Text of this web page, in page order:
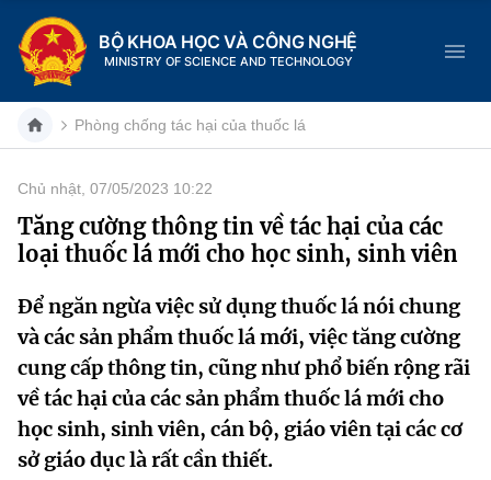
BỘ KHOA HỌC VÀ CÔNG NGHỆ
MINISTRY OF SCIENCE AND TECHNOLOGY
Danh mục
Trang chủ
Giới thiệu
Chức năng nhiệm vụ
Cơ cấu tổ chức
Lịch sử phát triển
Tin tức sự kiện
Khoa học và Công nghệ
Đổi mới sáng tạo
Dịch vụ công
Hệ thống văn bản
Phòng chống tác hại của thuốc lá
Chủ nhật, 07/05/2023 10:22
Tăng cường thông tin về tác hại của các
loại thuốc lá mới cho học sinh, sinh viên
Để ngăn ngừa việc sử dụng thuốc lá nói chung
và các sản phẩm thuốc lá mới, việc tăng cường
cung cấp thông tin, cũng như phổ biến rộng rãi
về tác hại của các sản phẩm thuốc lá mới cho
học sinh, sinh viên, cán bộ, giáo viên tại các cơ
sở giáo dục là rất cần thiết.